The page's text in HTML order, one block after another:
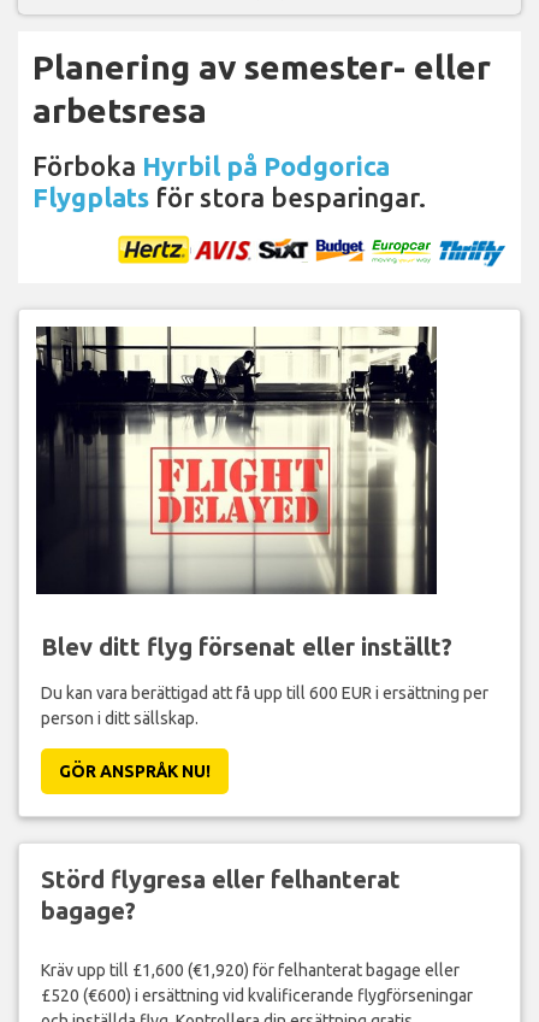
Planering av semester- eller
arbetsresa
Förboka Hyrbil på Podgorica
Flygplats för stora besparingar.
Blev ditt flyg försenat eller inställt?
Du kan vara berättigad att få upp till 600 EUR i ersättning per
person i ditt sällskap.
GÖR ANSPRÅK NU!
Störd flygresa eller felhanterat
bagage?
Kräv upp till £1,600 (€1,920) för felhanterat bagage eller
£520 (€600) i ersättning vid kvalificerande flygförseningar